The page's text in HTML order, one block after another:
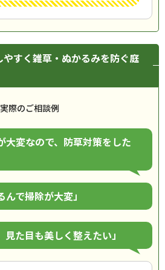
すく雑草・ぬかるみを防ぐ庭
実際のご相談例
大変なので、防草対策をした
んで掃除が大変」
見た目も美しく整えたい」